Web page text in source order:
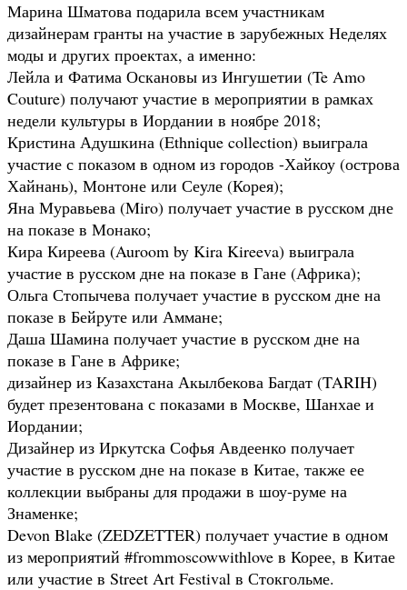
Марина Шматова подарила всем участникам
дизайнерам гранты на участие в зарубежных Неделях
моды и других проектах, а именно:
Лейла и Фатима Оскановы из Ингушетии (Te Amo
Couture) получают участие в мероприятии в рамках
недели культуры в Иордании в ноябре 2018;
Кристина Адушкина (Ethnique collection) выиграла
участие с показом в одном из городов -Хайкоу (острова
Хайнань), Монтоне или Сеуле (Корея);
Яна Муравьева (Miro) получает участие в русском дне
на показе в Монако;
Кира Киреева (Auroom by Kira Kireeva) выиграла
участие в русском дне на показе в Гане (Африка);
Ольга Стопычева получает участие в русском дне на
показе в Бейруте или Аммане;
Даша Шамина получает участие в русском дне на
показе в Гане в Африке;
дизайнер из Казахстана Акылбекова Багдат (TARIH)
будет презентована с показами в Москве, Шанхае и
Иордании;
Дизайнер из Иркутска Софья Авдеенко получает
участие в русском дне на показе в Китае, также ее
коллекции выбраны для продажи в шоу-руме на
Знаменке;
Devon Blake (ZEDZETTER) получает участие в одном
из мероприятий #frommoscowwithlove в Корее, в Китае
или участие в Street Art Festival в Стокгольме.